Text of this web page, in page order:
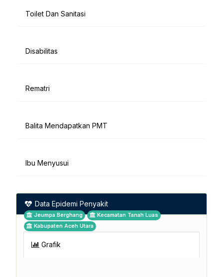
Toilet Dan Sanitasi
Disabilitas
Rematri
Balita Mendapatkan PMT
Ibu Menyusui
Data Epidemi Penyakit
Jeumpa Berghang
Kecamatan Tanah Luas
Kabupaten Aceh Utara
Grafik